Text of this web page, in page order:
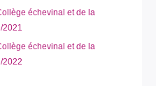
échevinal et de la
2021
échevinal et de la
2022